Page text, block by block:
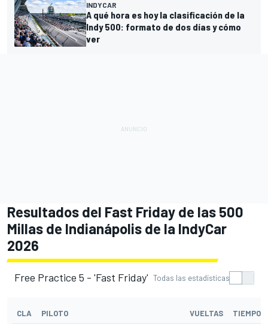
INDYCAR
A qué hora es hoy la clasificación de la
Indy 500: formato de dos días y cómo
ver
Resultados del Fast Friday de las 500
Millas de Indianápolis de la IndyCar
2026
Free Practice 5 - 'Fast Friday' Todas las estadísticas
CLA PILOTO VUELTAS TIEMPO